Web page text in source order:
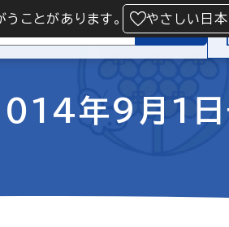
ことがあります。 やさしい日
検索
年9月1日